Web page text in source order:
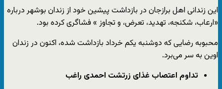
این زندانی اهل برازجان در بازداشت پیشین خود از زندان بوشهر درباره
«ارعاب، شکنجه، تهدید، تعرض، و تجاوز » فشاگری کرده بود.
محبوبه رضایی که دوشنبه یکم خرداد بازداشت شده، اکنون در زندان
اوین به سر می‌برد.
تداوم اعتصاب غذای زرتشت احمدی راغب